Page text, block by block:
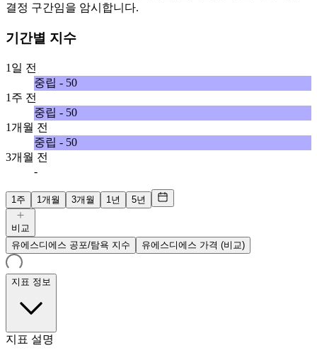
결정 구간임을 암시합니다.
기간별 지수
1일 전
중립 - 50
1주 전
중립 - 50
1개월 전
중립 - 50
3개월 전
-
1주 1개월 3개월 1년 5년
비교
유에스디에스 공포/탐욕 지수
유에스디에스 가격 (비교)
지표 정보
지표 설명